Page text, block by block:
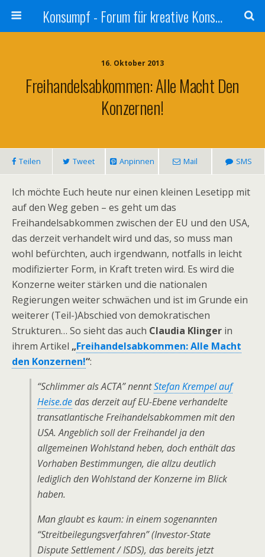
Konsumpf - Forum für kreative Konsumkritik - Culture Jamming, Nachhaltigkeit, Konzernkritik, Adbusting
16. Oktober 2013
Freihandelsabkommen: Alle Macht Den
Konzernen!
Teilen Tweet Anpinnen Mail SMS
Ich möchte Euch heute nur einen kleinen Lesetipp mit
auf den Weg geben – es geht um das
Freihandelsabkommen zwischen der EU und den USA,
das derzeit verhandelt wird und das, so muss man
wohl befürchten, auch irgendwann, notfalls in leicht
modifizierter Form, in Kraft treten wird. Es wird die
Konzerne weiter stärken und die nationalen
Regierungen weiter schwächen und ist im Grunde ein
weiterer (Teil-)Abschied von demokratischen
Strukturen… So sieht das auch Claudia Klinger in
ihrem Artikel „Freihandelsabkommen: Alle Macht
den Konzernen!“:
“Schlimmer als ACTA” nenntStefan Krempel auf
Heise.dedas derzeit auf EU-Ebene verhandelte
transatlantische Freihandelsabkommen mit den
USA. Angeblich soll der Freihandel ja den
allgemeinen Wohlstand heben, doch enthält das
Vorhaben Bestimmungen, die allzu deutlich
lediglich den Wohlstand der Konzerne im Blick
haben.
Man glaubt es kaum: in einem sogenannten
“Streitbeilegungsverfahren” (Investor-State
Dispute Settlement / ISDS), das bereits jetzt